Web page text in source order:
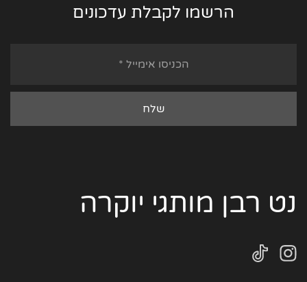
הרשמו לקבלת עדכונים
נט רבן מותגי יוקרה